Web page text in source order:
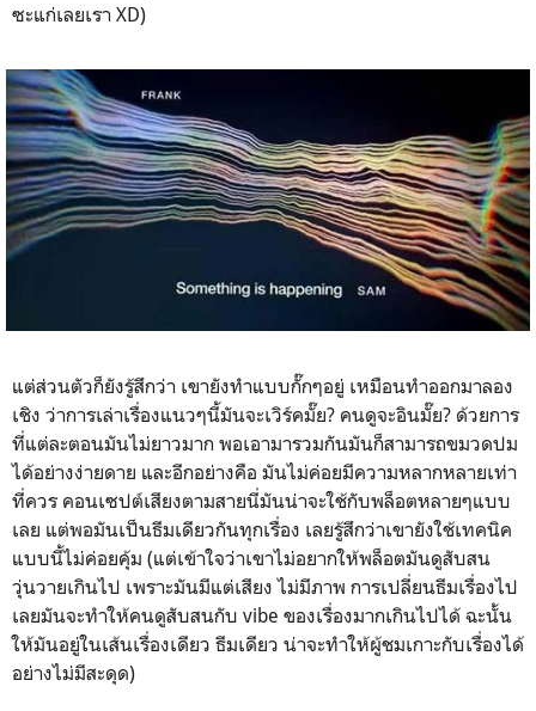
ซะแก่เลยเรา XD)
แต่ส่วนตัวก็ยังรู้สึกว่า เขายังทำแบบกั๊กๆอยู่ เหมือนทำออกมาลอง
เชิง ว่าการเล่าเรื่องแนวๆนี้มันจะเวิร์คมั๊ย? คนดูจะอินมั๊ย? ด้วยการ
ที่แต่ละตอนมันไม่ยาวมาก พอเอามารวมกันมันก็สามารถขมวดปม
ได้อย่างง่ายดาย และอีกอย่างคือ มันไม่ค่อยมีความหลากหลายเท่า
ที่ควร คอนเซปต์เสียงตามสายนี่มันน่าจะใช้กับพล็อตหลายๆแบบ
เลย แต่พอมันเป็นธีมเดียวกันทุกเรื่อง เลยรู้สึกว่าเขายังใช้เทคนิค
แบบนี้ไม่ค่อยคุ้ม (แต่เข้าใจว่าเขาไม่อยากให้พล็อตมันดูสับสน
วุ่นวายเกินไป เพราะมันมีแต่เสียง ไม่มีภาพ การเปลี่ยนธีมเรื่องไป
เลยมันจะทำให้คนดูสับสนกับ vibe ของเรื่องมากเกินไปได้ ฉะนั้น
ให้มันอยู่ในเส้นเรื่องเดียว ธีมเดียว น่าจะทำให้ผู้ชมเกาะกับเรื่องได้
อย่างไม่มีสะดุด)